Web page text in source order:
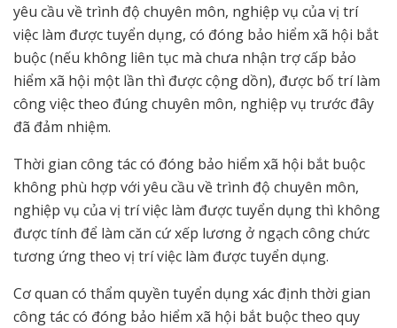
yêu cầu về trình độ chuyên môn, nghiệp vụ của vị trí
việc làm được tuyển dụng, có đóng bảo hiểm xã hội bắt
buộc (nếu không liên tục mà chưa nhận trợ cấp bảo
hiểm xã hội một lần thì được cộng dồn), được bố trí làm
công việc theo đúng chuyên môn, nghiệp vụ trước đây
đã đảm nhiệm.
Thời gian công tác có đóng bảo hiểm xã hội bắt buộc
không phù hợp với yêu cầu về trình độ chuyên môn,
nghiệp vụ của vị trí việc làm được tuyển dụng thì không
được tính để làm căn cứ xếp lương ở ngạch công chức
tương ứng theo vị trí việc làm được tuyển dụng.
Cơ quan có thẩm quyền tuyển dụng xác định thời gian
công tác có đóng bảo hiểm xã hội bắt buộc theo quy